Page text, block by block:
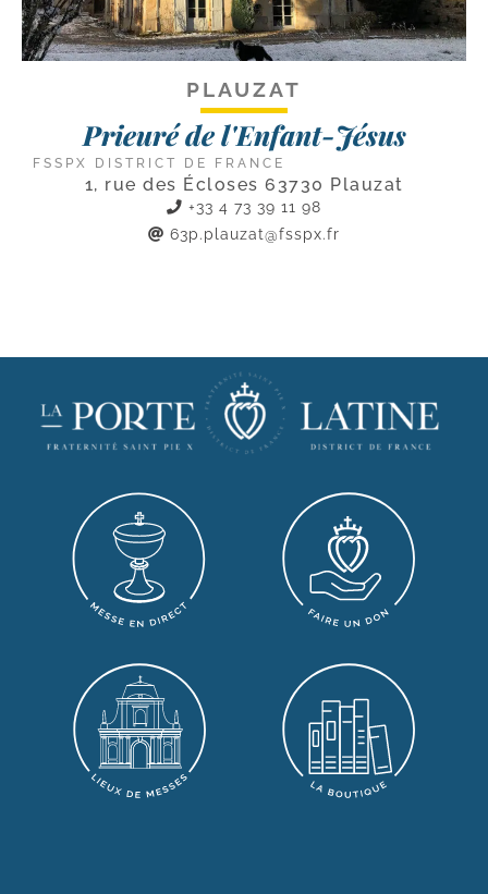
PLAUZAT
Prieuré de l'Enfant-Jésus
FSSPX DISTRICT DE FRANCE
1, rue des Écloses 63730 Plauzat
+33 4 73 39 11 98
63p.plauzat@fsspx.fr